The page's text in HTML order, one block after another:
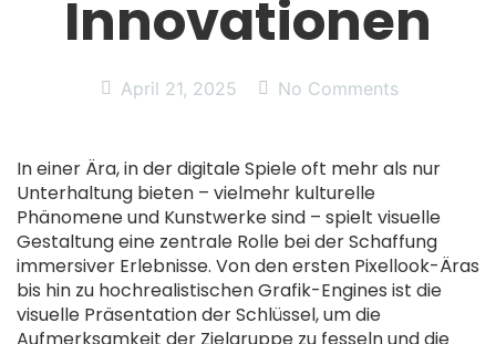
Innovationen
April 21, 2025 No Comments
In einer Ära, in der digitale Spiele oft mehr als nur
Unterhaltung bieten – vielmehr kulturelle
Phänomene und Kunstwerke sind – spielt visuelle
Gestaltung eine zentrale Rolle bei der Schaffung
immersiver Erlebnisse. Von den ersten Pixellook-Äras
bis hin zu hochrealistischen Grafik-Engines ist die
visuelle Präsentation der Schlüssel, um die
Aufmerksamkeit der Zielgruppe zu fesseln und die